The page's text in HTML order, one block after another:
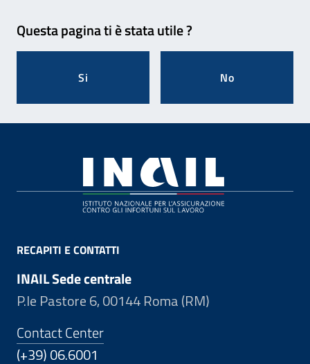
Questa pagina ti è stata utile ?
Si No
RECAPITI E CONTATTI
INAIL Sede centrale
P.le Pastore 6, 00144 Roma (RM)
Contact Center
(+39) 06.6001